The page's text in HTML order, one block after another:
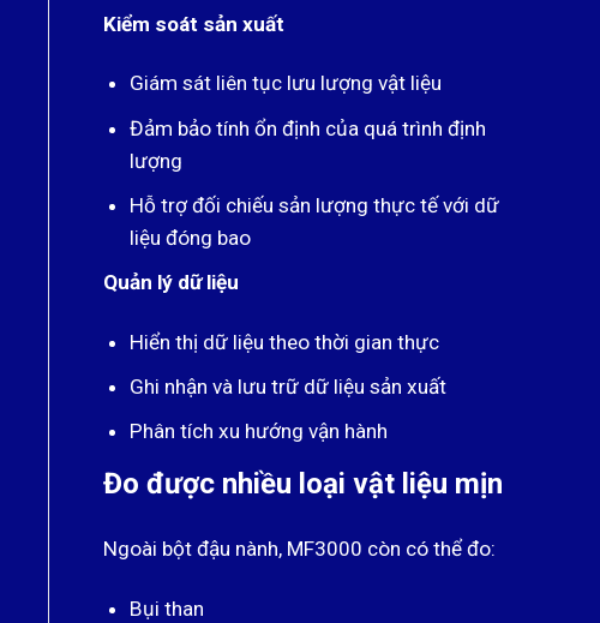
Kiểm soát sản xuất
Giám sát liên tục lưu lượng vật liệu
Đảm bảo tính ổn định của quá trình định
lượng
Hỗ trợ đối chiếu sản lượng thực tế với dữ
liệu đóng bao
Quản lý dữ liệu
Hiển thị dữ liệu theo thời gian thực
Ghi nhận và lưu trữ dữ liệu sản xuất
Phân tích xu hướng vận hành
Đo được nhiều loại vật liệu mịn
Ngoài bột đậu nành, MF3000 còn có thể đo:
Bụi than